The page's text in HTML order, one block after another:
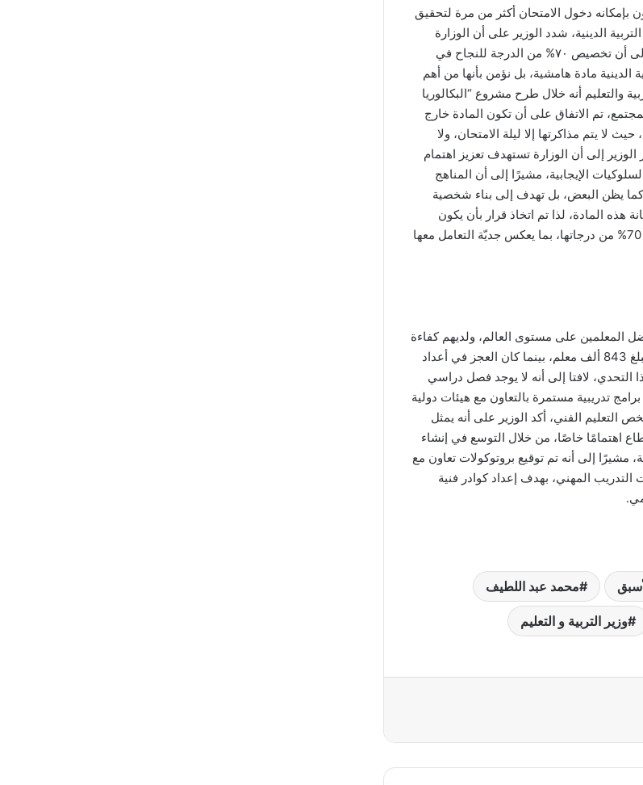
دخول الامتحان أكثر من مرة لتحقيق
الدينية، شدد الوزير على أن الوزارة
ترفض التعامل مع المادة باعتبارها أقل شأنًا من المواد الأخرى، مشيرًا إلى أن تخصيص ٧٠% من الدرجة للنجاح في
الدينية مادة هامشية، بل نؤمن بأنها من أهم
والتعليم أنه خلال طرح مشروع “البكالوريا
تم الاتفاق على أن تكون المادة خارج
لا يتم مذاكرتها إلا ليلة الامتحان، ولا
إلى أن الوزارة تستهدف تعزيز اهتمام
الإيجابية، مشيرًا إلى أن المناهج
كما يظن البعض، بل تهدف إلى بناء شخصية
هذه المادة، لذا تم اتخاذ قرار بأن يكون
النجاح في مادة التربية الدينية مشروطًا بالحصول على نسبة لا تقل عن 70% من درجاتها، بما يعكس جديّة التعامل معها
المعلمين على مستوى العالم، ولديهم كفاءة
علمية وثقافية عالية.وأوضح أنه عند توليه المنصب، كان عدد المعلمين يبلغ 843 ألف معلم، بينما كان العجز في أعداد
هذا التحدي، لافتا إلى أنه لا يوجد فصل دراسي
تدريبية مستمرة بالتعاون مع هيئات دولية
التعليم الفني، أكد الوزير على أنه يمثل
اهتمامًا خاصًا، من خلال التوسع في إنشاء
مشيرًا إلى أنه تم توقيع بروتوكولات تعاون مع
التدريب المهني، بهدف إعداد كوادر فنية
محمد عبد اللطيف
وزير التربية و التعليم